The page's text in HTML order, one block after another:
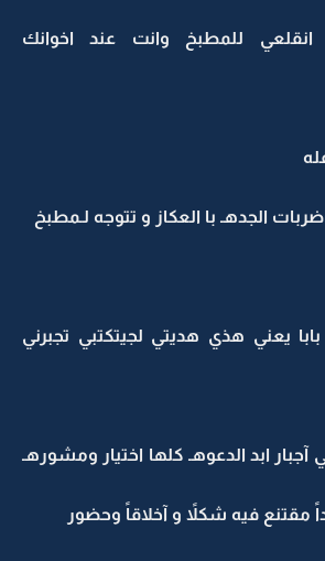
انقلعي للمطبخ وانت عند اخوانك
الجدهـ با العكاز و تتوجه لـمطبخ
يعني هذي هديتي لجيتكتبي تجبرني
آجبار ابد الدعوهـ كلها اختيار ومشورهـ
مقتنع فيه شكلاً و آخلاقاً وحضور